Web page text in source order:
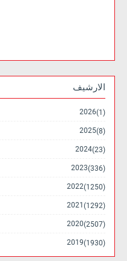
الارشيف
2026 (1)
2025 (8)
2024 (23)
2023 (336)
2022 (1250)
2021 (1292)
2020 (2507)
2019 (1930)